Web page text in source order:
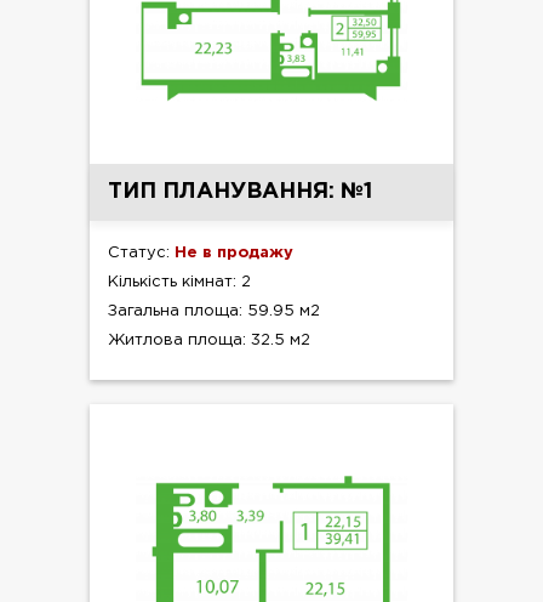
ТИП ПЛАНУВАННЯ: №1
Статус: Не в продажу
Кількість кімнат: 2
Загальна площа: 59.95 м2
Житлова площа: 32.5 м2